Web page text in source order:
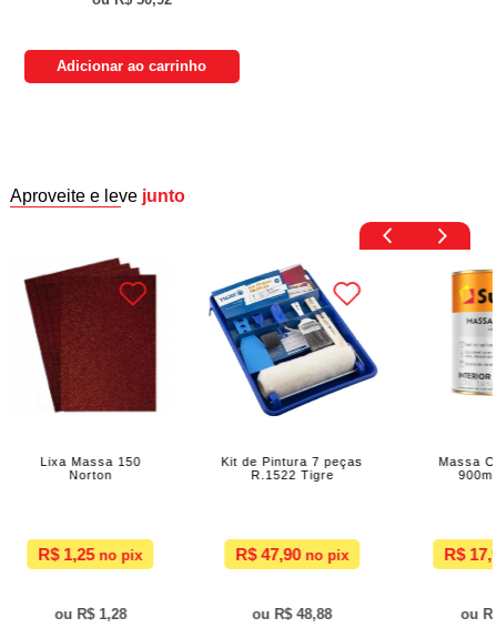
Adicionar ao carrinho
Aproveite e leve junto
Lixa Massa 150
Norton
R$ 1,25
R$ 1,28
Kit de Pintura 7 peças
R.1522 Tigre
R$ 47,90
R$ 48,88
Massa
900ml
R$ 17,90
R$